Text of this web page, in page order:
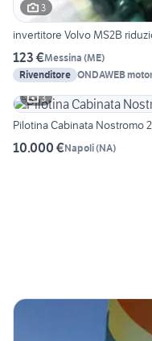
3
invertitore
123 €Messina (ME)
Rivenditore ONDAWEB
3
Pilotina Cabinata Nostromo
10.000 €Napoli(NA)